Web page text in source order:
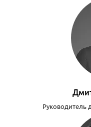
Руководитель